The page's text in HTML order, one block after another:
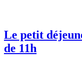
Le petit
de 11h